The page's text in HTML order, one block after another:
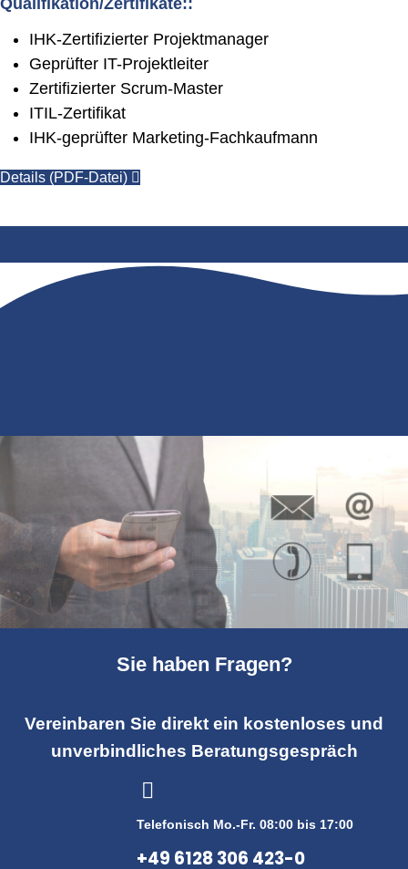
Qualifikation/Zertifikate::
IHK-Zertifizierter Projektmanager
Geprüfter IT-Projektleiter
Zertifizierter Scrum-Master
ITIL-Zertifikat
IHK-geprüfter Marketing-Fachkaufmann
Details (PDF-Datei)
Sie haben Fragen?
Vereinbaren Sie direkt ein kostenloses und
unverbindliches Beratungsgespräch
Telefonisch Mo.-Fr. 08:00 bis 17:00
+49 6128 306 423-0